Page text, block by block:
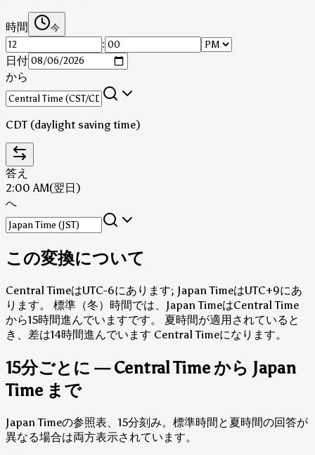
時間 今
:
日付
から
CDT (daylight saving time)
答え
2:00 AM(翌日)
へ
この変換について
Central TimeはUTC-6にあります; Japan TimeはUTC+9にあ
ります。
標準（冬）時間では、Japan TimeはCentral Time
から15時間進んでいますです。
夏時間が適用されていると
き、差は14時間進んでいます Central Timeになります。
15分ごとに — Central Time から Japan
Time まで
Japan Timeの参照表、15分刻み。標準時間と夏時間の回答が
異なる場合は両方表示されています。